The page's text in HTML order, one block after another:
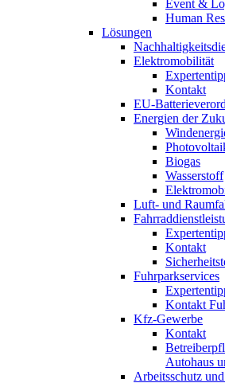
Event &
Human
Lösungen
Elektromobilität
Kontakt
EU-
Energien der
Biogas
Wasserstoff
Luft- und
Kontakt
Fuhrparkservices
Kontakt
Kfz-Gewerbe
Kontakt
Autohaus
Arbeitsschutz